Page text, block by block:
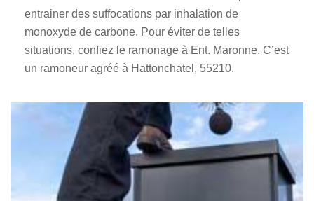
entrainer des suffocations par inhalation de
monoxyde de carbone. Pour éviter de telles
situations, confiez le ramonage à Ent. Maronne. C’est
un ramoneur agréé à Hattonchatel, 55210.